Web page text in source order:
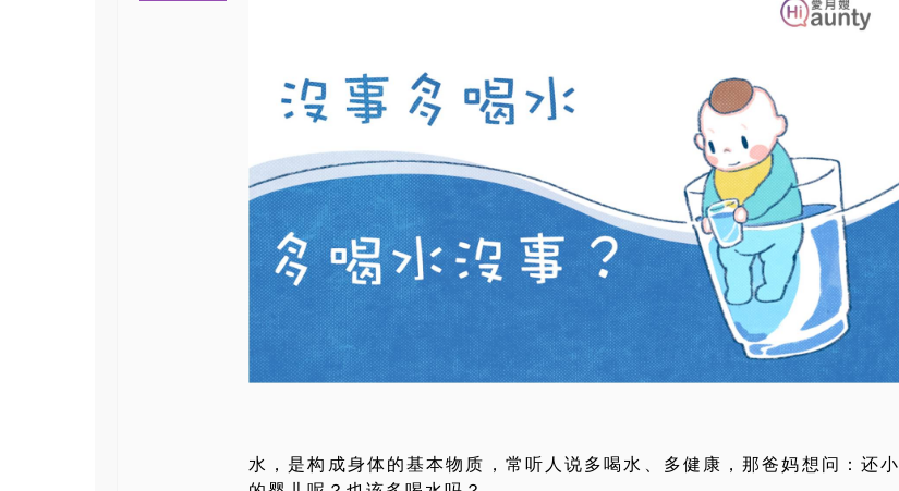
水，是构成身体的基本物质，常听人说多喝水、多健康，那爸妈想问：还小